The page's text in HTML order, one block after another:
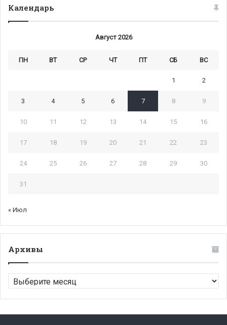
Календарь
Август 2026
ПН ВТ СР ЧТ ПТ СБ ВС
1 2
3 4 5 6 7 8 9
10 11 12 13 14 15 16
17 18 19 20 21 22 23
24 25 26 27 28 29 30
31
« Июл
Архивы
Архивы